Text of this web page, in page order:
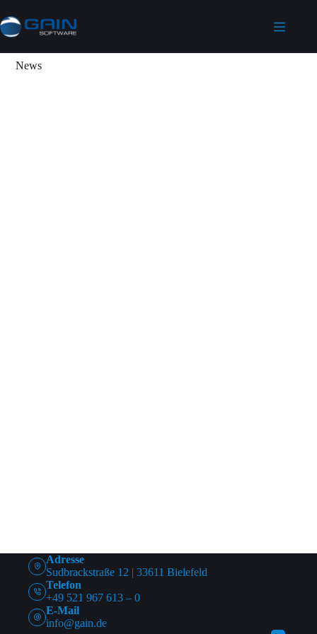
Menü
News
Adresse
Sudbrackstraße 12 | 33611 Bielefeld
Telefon
+49 521 967 613 – 0
E-Mail
info@gain.de